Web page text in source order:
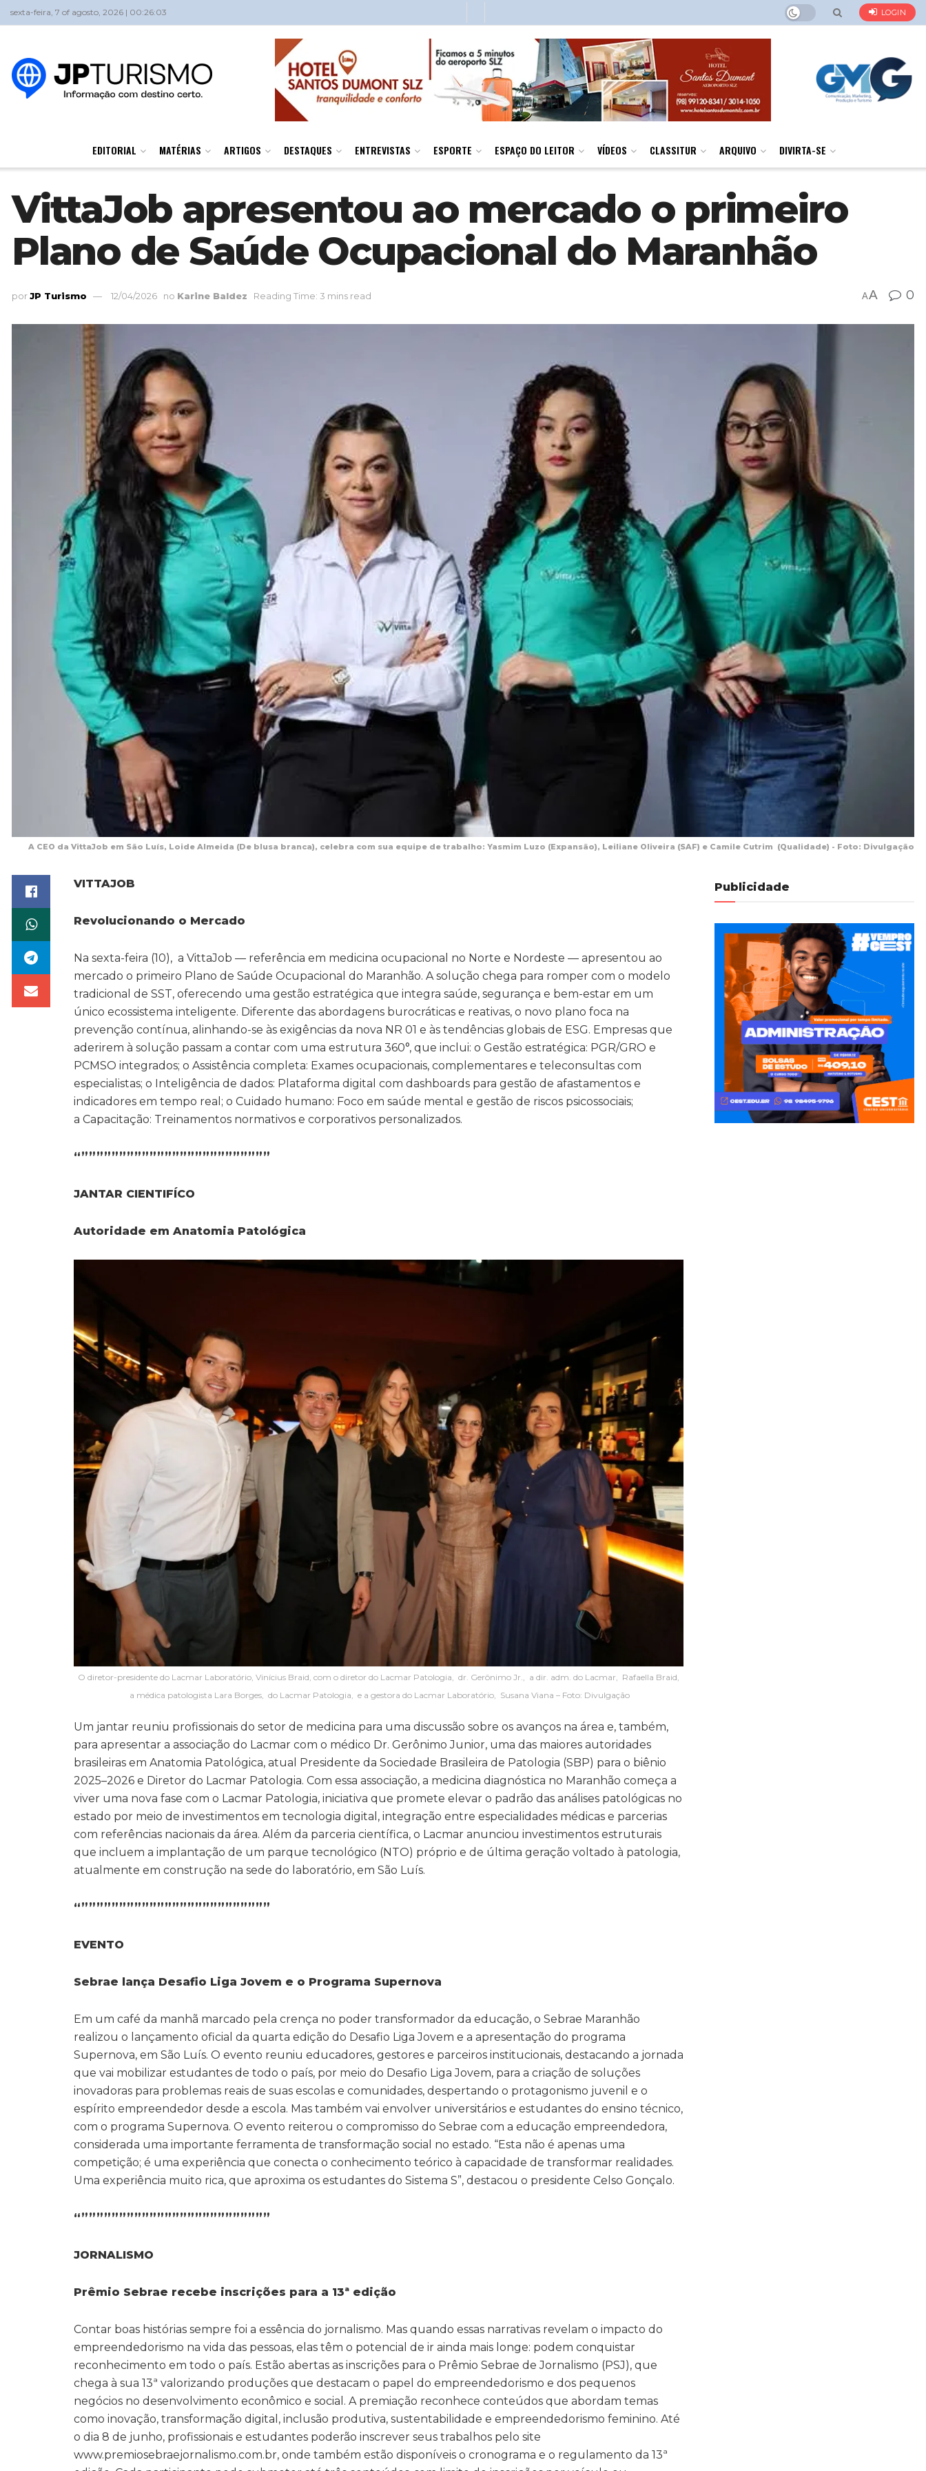
sexta-feira, 7 of agosto, 2026 | 00:26:03 LOGIN
EDITORIAL MATÉRIAS ARTIGOS DESTAQUES ENTREVISTAS ESPORTE ESPAÇO DO LEITOR VÍDEOS CLASSITUR ARQUIVO DIVIRTA-SE
VittaJob apresentou ao mercado o primeiro
Plano de Saúde Ocupacional do Maranhão
porJP Turismo 12/04/2026 no Karine Baldez Reading Time: 3 mins read AA 0
A CEO da VittaJob em São Luís, Loide Almeida (De blusa branca), celebra com sua equipe de trabalho: Yasmim Luzo (Expansão), Leiliane Oliveira (SAF) e Camile Cutrim (Qualidade) - Foto: Divulgação
VITTAJOB
Revolucionando o Mercado
Na sexta-feira (10), a VittaJob — referência em medicina ocupacional no Norte e Nordeste — apresentou ao
mercado o primeiro Plano de Saúde Ocupacional do Maranhão. A solução chega para romper com o modelo
tradicional de SST, oferecendo uma gestão estratégica que integra saúde, segurança e bem-estar em um
único ecossistema inteligente. Diferente das abordagens burocráticas e reativas, o novo plano foca na
prevenção contínua, alinhando-se às exigências da nova NR 01 e às tendências globais de ESG. Empresas que
aderirem à solução passam a contar com uma estrutura 360°, que inclui: o Gestão estratégica: PGR/GRO e
PCMSO integrados; o Assistência completa: Exames ocupacionais, complementares e teleconsultas com
especialistas; o Inteligência de dados: Plataforma digital com dashboards para gestão de afastamentos e
indicadores em tempo real; o Cuidado humano: Foco em saúde mental e gestão de riscos psicossociais;
a Capacitação: Treinamentos normativos e corporativos personalizados.
“”””””””””””””””””””””””””
JANTAR CIENTIFÍCO
Autoridade em Anatomia Patológica
O diretor-presidente do Lacmar Laboratório, Vinícius Braid, com o diretor do Lacmar Patologia, dr. Gerônimo Jr., a dir. adm. do Lacmar, Rafaella Braid,
a médica patologista Lara Borges, do Lacmar Patologia, e a gestora do Lacmar Laboratório, Susana Viana – Foto: Divulgação
Um jantar reuniu profissionais do setor de medicina para uma discussão sobre os avanços na área e, também,
para apresentar a associação do Lacmar com o médico Dr. Gerônimo Junior, uma das maiores autoridades
brasileiras em Anatomia Patológica, atual Presidente da Sociedade Brasileira de Patologia (SBP) para o biênio
2025–2026 e Diretor do Lacmar Patologia. Com essa associação, a medicina diagnóstica no Maranhão começa a
viver uma nova fase com o Lacmar Patologia, iniciativa que promete elevar o padrão das análises patológicas no
estado por meio de investimentos em tecnologia digital, integração entre especialidades médicas e parcerias
com referências nacionais da área. Além da parceria científica, o Lacmar anunciou investimentos estruturais
que incluem a implantação de um parque tecnológico (NTO) próprio e de última geração voltado à patologia,
atualmente em construção na sede do laboratório, em São Luís.
“”””””””””””””””””””””””””
EVENTO
Sebrae lança Desafio Liga Jovem e o Programa Supernova
Em um café da manhã marcado pela crença no poder transformador da educação, o Sebrae Maranhão
realizou o lançamento oficial da quarta edição do Desafio Liga Jovem e a apresentação do programa
Supernova, em São Luís. O evento reuniu educadores, gestores e parceiros institucionais, destacando a jornada
que vai mobilizar estudantes de todo o país, por meio do Desafio Liga Jovem, para a criação de soluções
inovadoras para problemas reais de suas escolas e comunidades, despertando o protagonismo juvenil e o
espírito empreendedor desde a escola. Mas também vai envolver universitários e estudantes do ensino técnico,
com o programa Supernova. O evento reiterou o compromisso do Sebrae com a educação empreendedora,
considerada uma importante ferramenta de transformação social no estado. “Esta não é apenas uma
competição; é uma experiência que conecta o conhecimento teórico à capacidade de transformar realidades.
Uma experiência muito rica, que aproxima os estudantes do Sistema S”, destacou o presidente Celso Gonçalo.
“”””””””””””””””””””””””””
JORNALISMO
Prêmio Sebrae recebe inscrições para a 13ª edição
Contar boas histórias sempre foi a essência do jornalismo. Mas quando essas narrativas revelam o impacto do
empreendedorismo na vida das pessoas, elas têm o potencial de ir ainda mais longe: podem conquistar
reconhecimento em todo o país. Estão abertas as inscrições para o Prêmio Sebrae de Jornalismo (PSJ), que
chega à sua 13ª valorizando produções que destacam o papel do empreendedorismo e dos pequenos
negócios no desenvolvimento econômico e social. A premiação reconhece conteúdos que abordam temas
como inovação, transformação digital, inclusão produtiva, sustentabilidade e empreendedorismo feminino. Até
o dia 8 de junho, profissionais e estudantes poderão inscrever seus trabalhos pelo site
www.premiosebraejornalismo.com.br, onde também estão disponíveis o cronograma e o regulamento da 13ª
Publicidade